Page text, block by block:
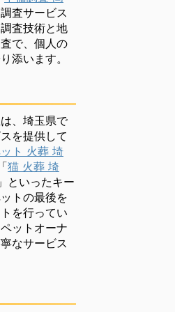
査サービス
査技術と地
で、個人の
添います。
、埼玉県で
を提供して
ト 火葬 埼
猫 火葬 埼
」といったキー
トの最後を
を行ってい
ットオーナ
なサービス